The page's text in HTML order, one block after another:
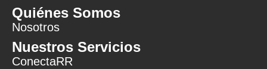
Quiénes Somos
Nosotros
Nuestros Servicios
ConectaRR